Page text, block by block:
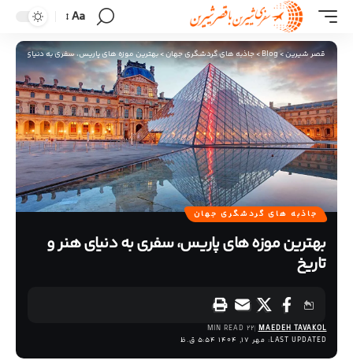
Aa
قصر شیرین>
Blog
>جاذبه های گردشگری جهان>بهترین موزه های پاریس، سفری به دنیای هنر و
جاذبه های گردشگری جهان
بهترین موزه های پاریس، سفری به دنیای هنر و
تاریخ
LAST UPDATED: مهر 17, 1404 5:54 ق.ظ
MAEDEH TAVAKOL
22 MIN READ